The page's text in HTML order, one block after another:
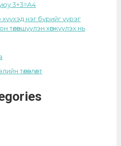
3+3=А4
нэг бүрийг үүрэг
төлөвшүүлэн хөгжүүлэх нь
төлөвлөлт